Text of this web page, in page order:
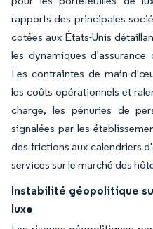
rapports des principales
cotées aux États-Unis
les dynamiques d'assurance
Les contraintes de main-
les coûts opérationnels et
charge, les pénuries de
signalées par les
des frictions aux calendriers
services sur le marché des
Instabilité géopolitique
luxe